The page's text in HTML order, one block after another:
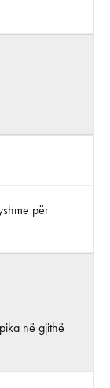
për
në gjithë